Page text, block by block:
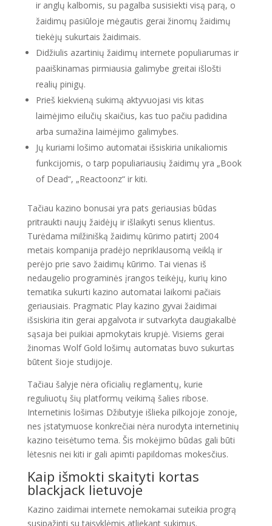
ir anglų kalbomis, su pagalba susisiekti visą parą, o
žaidimų pasiūloje mėgautis gerai žinomų žaidimų
tiekėjų sukurtais žaidimais.
Didžiulis azartinių žaidimų internete populiarumas ir
paaiškinamas pirmiausia galimybe greitai išlošti
realių pinigų.
Prieš kiekvieną sukimą aktyvuojasi vis kitas
laimėjimo eilučių skaičius, kas tuo pačiu padidina
arba sumažina laimėjimo galimybes.
Jų kuriami lošimo automatai išsiskiria unikaliomis
funkcijomis, o tarp populiariausių žaidimų yra „Book
of Dead“, „Reactoonz“ ir kiti.
Tačiau kazino bonusai yra pats geriausias būdas
pritraukti naujų žaidėjų ir išlaikyti senus klientus.
Turėdama milžinišką žaidimų kūrimo patirtį 2004
metais kompanija pradėjo nepriklausomą veiklą ir
perėjo prie savo žaidimų kūrimo. Tai vienas iš
nedaugelio programinės įrangos teikėjų, kurių kino
tematika sukurti kazino automatai laikomi pačiais
geriausiais. Pragmatic Play kazino gyvai žaidimai
išsiskiria itin gerai apgalvota ir sutvarkyta daugiakalbė
sąsaja bei puikiai apmokytais krupjė. Visiems gerai
žinomas Wolf Gold lošimų automatas buvo sukurtas
būtent šioje studijoje.
Tačiau šalyje nėra oficialių reglamentų, kurie
reguliuotų šių platformų veikimą šalies ribose.
Internetinis lošimas Džibutyje išlieka pilkojoje zonoje,
nes įstatymuose konkrečiai nėra nurodyta internetinių
kazino teisėtumo tema. Šis mokėjimo būdas gali būti
lėtesnis nei kiti ir gali apimti papildomas mokesčius.
Kaip išmokti skaityti kortas
blackjack lietuvoje
Kazino zaidimai internete nemokamai suteikia progrą
susipažinti su taisyklėmis atliekant sukimus.